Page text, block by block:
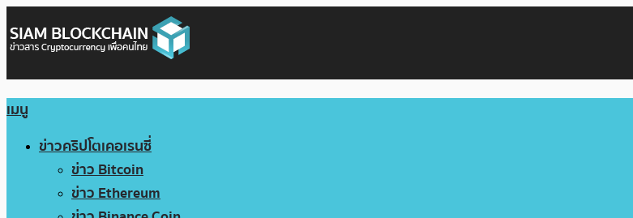
เมนู
ข่าวคริปโตเคอเรนซี่
ข่าว Bitcoin
ข่าว Ethereum